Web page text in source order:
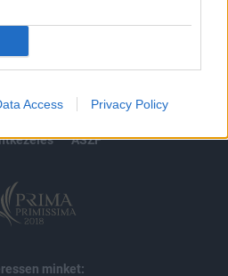
Access Privacy Policy
Portfolio
jogok médiaajánlat
karrier
ÁSZF
minket: